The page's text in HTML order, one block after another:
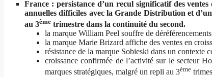
France : persistance d’un recul significatif des
annuelles difficiles avec la Grande Distribution et
au 3ème trimestre dans la continuité du second.
la marque William Peel souffre de
la marque Marie Brizard affiche des ventes en
résistance de la marque Sobieski dans un contexte
croissance confirmée de l’activité sur le secteur
marques stratégiques, malgré un repli au 3ème